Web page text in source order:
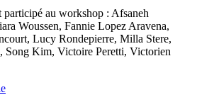
participé au workshop : Afsaneh
Woussen, Fannie Lopez Aravena,
Lucy Rondepierre, Milla Stere,
Song Kim, Victoire Peretti, Victorien